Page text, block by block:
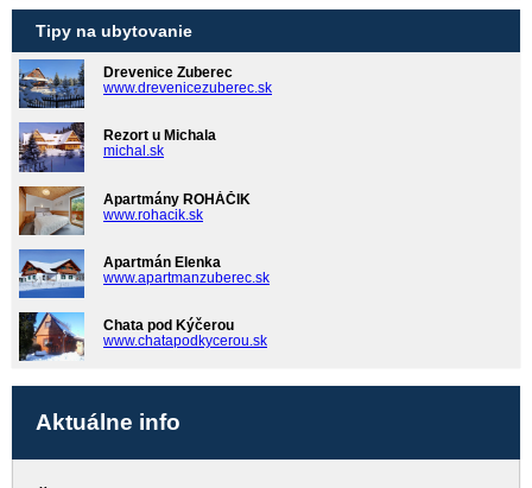
Tipy na ubytovanie
Drevenice Zuberec
www.drevenicezuberec.sk
Rezort u Michala
michal.sk
Apartmány ROHÁČIK
www.rohacik.sk
Apartmán Elenka
www.apartmanzuberec.sk
Chata pod Kýčerou
www.chatapodkycerou.sk
Aktuálne info